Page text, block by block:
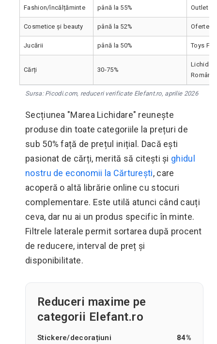
Fashion/încălțăminte până la 55% Outlet
Cosmetice și beauty până la 52% Oferte
Jucării până la 50% Toys
Cărți 30-75%
Sursa: Picodi.com, reduceri verificate Elefant.ro, aprilie 2026
Secțiunea "Marea Lichidare" reunește
produse din toate categoriile la prețuri de
sub 50% față de prețul inițial. Dacă ești
pasionat de cărți, merită să citești și ghidul
nostru de economii la Cărturești, care
acoperă o altă librărie online cu stocuri
complementare. Este utilă atunci când cauți
ceva, dar nu ai un produs specific în minte.
Filtrele laterale permit sortarea după procent
de reducere, interval de preț și
disponibilitate.
Reduceri maxime pe
categorii Elefant.ro
Stickere/decorațiuni 84%